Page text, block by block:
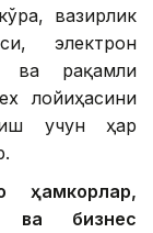
вазирлик
электрон
ва рақамли
лойиҳасини
учун ҳар
ҳамкорлар,
ва бизнес